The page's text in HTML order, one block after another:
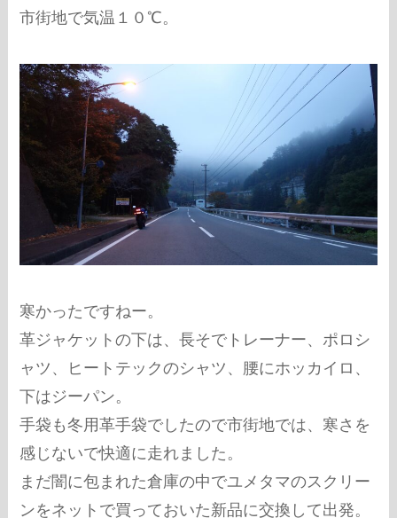
市街地で気温１０℃。
寒かったですねー。
革ジャケットの下は、長そでトレーナー、ポロシ
ャツ、ヒートテックのシャツ、腰にホッカイロ、
下はジーパン。
手袋も冬用革手袋でしたので市街地では、寒さを
感じないで快適に走れました。
まだ闇に包まれた倉庫の中でユメタマのスクリー
ンをネットで買っておいた新品に交換して出発。